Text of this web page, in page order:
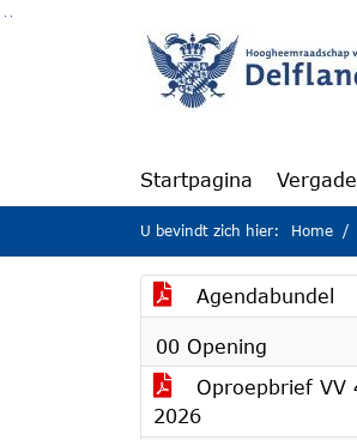
Ga naar de inhoud van deze pagina
Ga naar het zoeken
Ga naar het menu
Startpagina
U bevindt zich hier: Home
Agendabundel
00 Opening
Oproepbrief VV
2026